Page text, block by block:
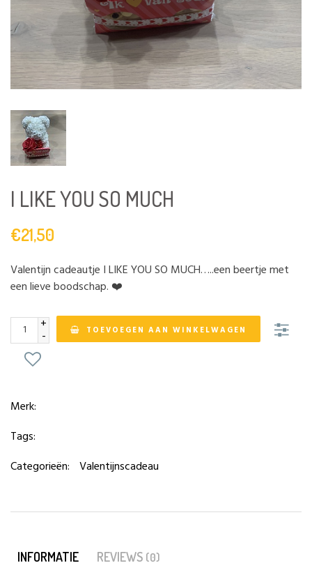
I LIKE YOU SO MUCH
€21,50
Valentijn cadeautje I LIKE YOU SO MUCH…..een beertje met
een lieve boodschap. ❤️
+
- TOEVOEGEN AAN WINKELWAGEN
Merk:
Tags:
Categorieën: Valentijnscadeau
INFORMATIE REVIEWS (0)